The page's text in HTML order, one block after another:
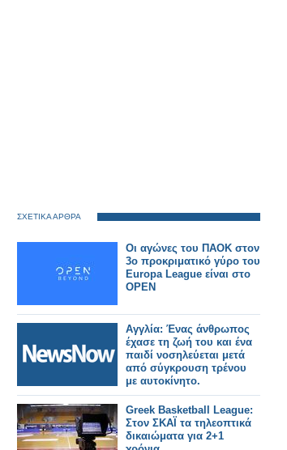
ΣΧΕΤΙΚΑ ΑΡΘΡΑ
Οι αγώνες του ΠΑΟΚ στον
3ο προκριματικό γύρο του
Europa League είναι στο
OPEN
Αγγλία: Ένας άνθρωπος
έχασε τη ζωή του και ένα
παιδί νοσηλεύεται μετά
από σύγκρουση τρένου
με αυτοκίνητο.
Greek Basketball League:
Στον ΣΚΑΪ τα τηλεοπτικά
δικαιώματα για 2+1